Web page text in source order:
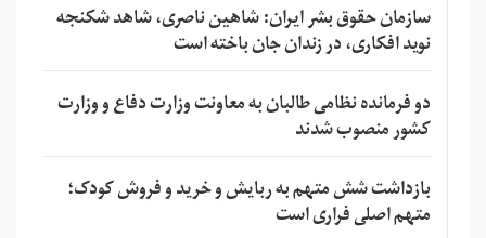
سازمان حقوق بشر ایران: شاهین ناصری، شاهد شکنجه
نوید افکاری، در زندان جان باخته است
دو فرمانده نظامی طالبان به معاونت وزارت دفاع و وزارت
کشور منصوب شدند
بازداشت شش متهم به ربایش و خرید و فروش کودک؛
متهم اصلی فراری است